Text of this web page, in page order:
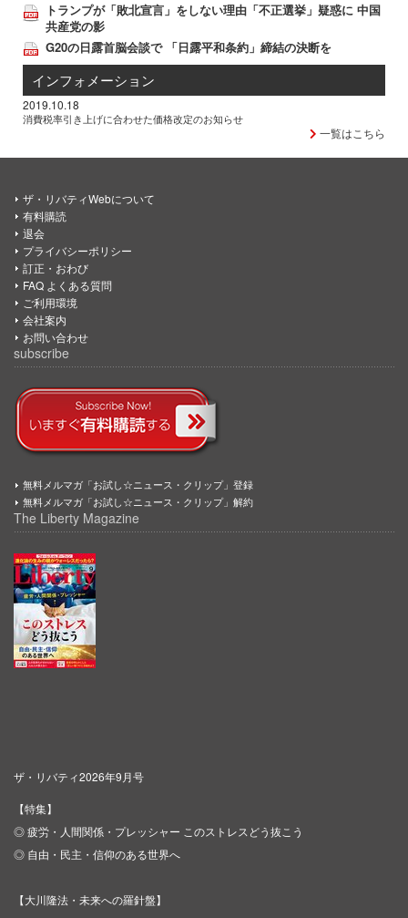
トランプが「敗北宣言」をしない理由「不正選挙」疑惑に 中国
共産党の影
G20の日露首脳会談で 「日露平和条約」締結の決断を
インフォメーション
2019.10.18
消費税率引き上げに合わせた価格改定のお知らせ
一覧はこちら
ザ・リバティWebについて
有料購読
退会
プライバシーポリシー
訂正・おわび
FAQ よくある質問
ご利用環境
会社案内
お問い合わせ
subscribe
無料メルマガ「お試し☆ニュース・クリップ」登録
無料メルマガ「お試し☆ニュース・クリップ」解約
The Liberty Magazine
ザ・リバティ2026年9月号
【特集】
◎ 疲労・人間関係・プレッシャー このストレスどう抜こう
◎ 自由・民主・信仰のある世界へ
【大川隆法・未来への羅針盤】